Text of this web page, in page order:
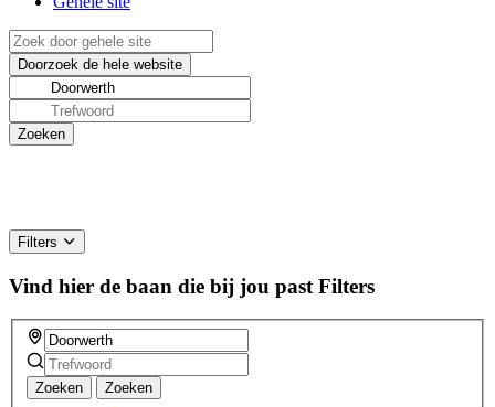
Filters
Vind hier de baan die bij jou past Filters
Zoeken Zoeken